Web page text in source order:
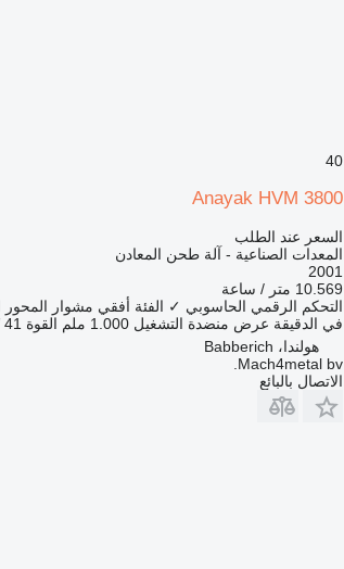
40
Anayak HVM 3800
السعر عند الطلب
المعدات الصناعية - آلة طحن المعادن
2001
10.569 متر / ساعة
التحكم الرقمي الحاسوبي ✓ الفئة أفقي مشوار المحور
في الدقيقة عرض منضدة التشغيل 1.000 ملم القوة 41 kW
هولندا، Babberich
Mach4metal bv.
الاتصال بالبائع